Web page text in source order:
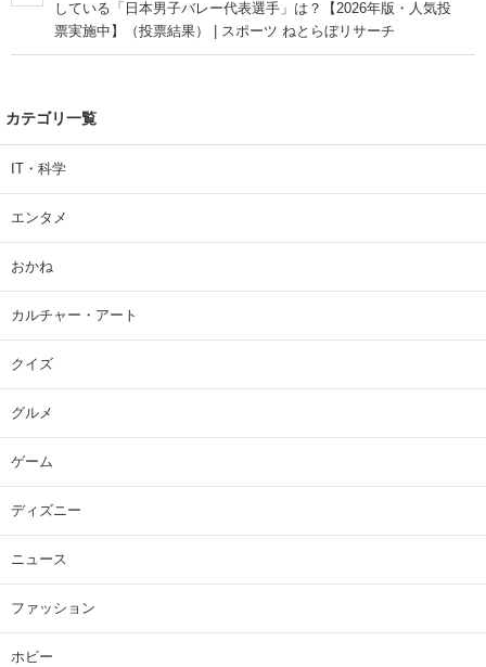
している「日本男子バレー代表選手」は？【2026年版・人気投
票実施中】（投票結果） | スポーツ ねとらぼリサーチ
カテゴリ一覧
IT・科学
エンタメ
おかね
カルチャー・アート
クイズ
グルメ
ゲーム
ディズニー
ニュース
ファッション
ホビー